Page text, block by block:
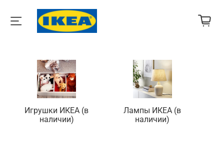
Игрушки ИКЕА (в
наличии)
Лампы ИКЕА (в
наличии)